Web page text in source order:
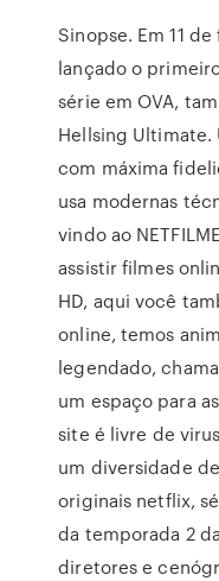
Sinopse. Em 11
lançado o
série em OVA,
Hellsing Ultimate.
com máxima
usa modernas
vindo ao
assistir filmes
HD, aqui você
online, temos
legendado,
um espaço para
site é livre de
um diversidade
originais netflix,
da temporada 2
diretores e